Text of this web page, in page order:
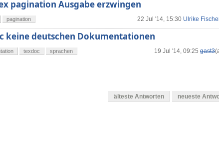
pagination Ausgabe erzwingen
22 Jul '14, 15:30 Ulrike
pagination
keine deutschen Dokumentationen
19 Jul '14, 09:25 gast3
texdoc sprachen
älteste Antworten neueste